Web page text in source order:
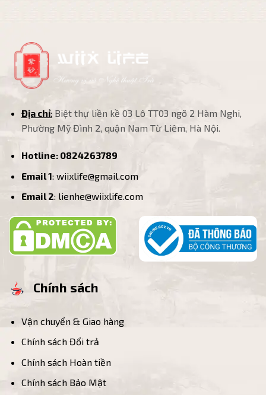
Địa chỉ:Biệt thự liền kề 03 Lô TT03 ngõ 2 Hàm Nghi,
Phường Mỹ Đình 2, quận Nam Từ Liêm, Hà Nội.
Hotline: 0824263789
Email 1: wiixlife@gmail.com
Email 2: lienhe@wiixlife.com
Chính sách
Vận chuyển & Giao hàng
Chính sách Đổi trả
Chính sách Hoàn tiền
Chính sách Bảo Mật